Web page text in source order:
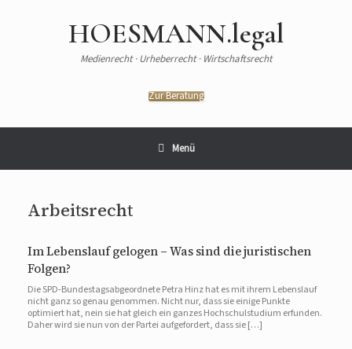
HOESMANN.legal
Medienrecht · Urheberrecht · Wirtschaftsrecht
Zur Beratung
Menü
Arbeitsrecht
Im Lebenslauf gelogen – Was sind die juristischen
Folgen?
Die SPD-Bundestagsabgeordnete Petra Hinz hat es mit ihrem Lebenslauf
nicht ganz so genau genommen. Nicht nur, dass sie einige Punkte
optimiert hat, nein sie hat gleich ein ganzes Hochschulstudium erfunden.
Daher wird sie nun von der Partei aufgefordert, dass sie […]